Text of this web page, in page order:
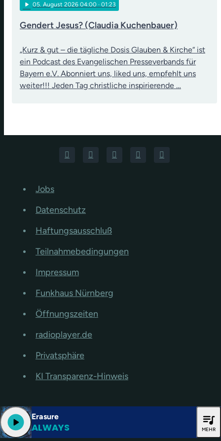
play_arrow 05. August 2026 04:00 · 01:23
Gendert Jesus? (Claudia Kuchenbauer)
„Kurz & gut – die tägliche Dosis Glauben & Kirche“ ist
ein Podcast des Evangelischen Presseverbands für
Bayern e.V. Abonniert uns, liked uns, empfehlt uns
weiter!!! Jeden Tag christliche inspirierende …
Jobs
Datenschutz
Haftungsausschluß
Teilnahmebedingungen
Impressum
Funkhaus Nürnberg
Öffnungszeiten
radioplayer.de
Privatsphäre
KI Transparenz-Hinweis
Erasure
ALWAYS
play_arrow queue_music